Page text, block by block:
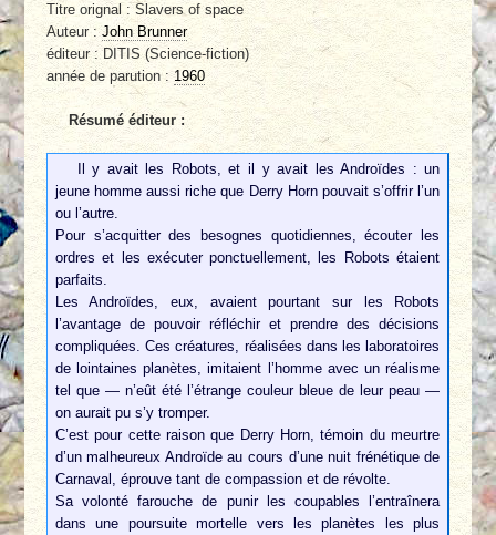
Titre orignal : Slavers of space
Auteur :John Brunner
éditeur : DITIS (Science-fiction)
année de parution :1960
Résumé éditeur :
Il y avait les Robots, et il y avait les Androïdes : un
jeune homme aussi riche que Derry Horn pouvait s’offrir l’un
ou l’autre.
Pour s’acquitter des besognes quotidiennes, écouter les
ordres et les exécuter ponctuellement, les Robots étaient
parfaits.
Les Androïdes, eux, avaient pourtant sur les Robots
l’avantage de pouvoir réfléchir et prendre des décisions
compliquées. Ces créatures, réalisées dans les laboratoires
de lointaines planètes, imitaient l’homme avec un réalisme
tel que — n’eût été l’étrange couleur bleue de leur peau —
on aurait pu s’y tromper.
C’est pour cette raison que Derry Horn, témoin du meurtre
d’un malheureux Androïde au cours d’une nuit frénétique de
Carnaval, éprouve tant de compassion et de révolte.
Sa volonté farouche de punir les coupables l’entraînera
dans une poursuite mortelle vers les planètes les plus